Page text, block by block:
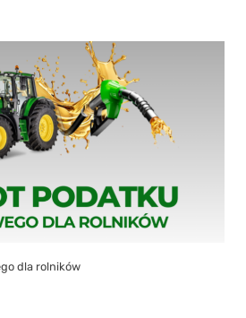
dla rolników